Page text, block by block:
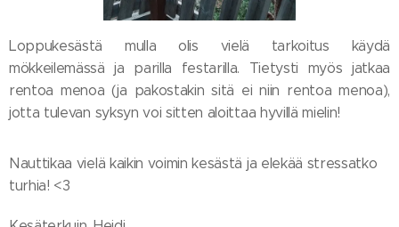
Loppukesästä mulla olis vielä tarkoitus käydä
mökkeilemässä ja parilla festarilla. Tietysti myös jatkaa
rentoa menoa (ja pakostakin sitä ei niin rentoa menoa),
jotta tulevan syksyn voi sitten aloittaa hyvillä mielin!
Nauttikaa vielä kaikin voimin kesästä ja elekää stressatko
turhia! <3